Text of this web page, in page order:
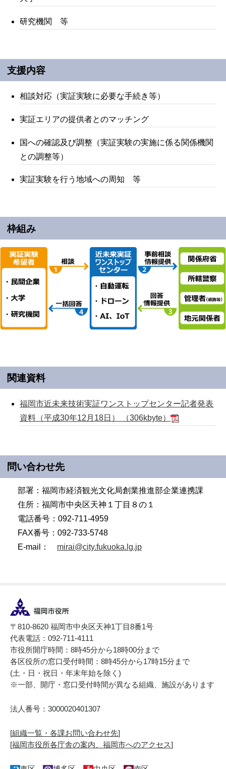
研究機関 等
支援内容
相談対応（実証実験に必要な手続き等）
実証エリアの提供者とのマッチング
国への確認及び調整（実証実験の実施に係る関係機関
との調整等）
実証実験を行う地域への周知 等
枠組み
関連資料
福岡市近未来技術実証ワンストップセンター記者発表
資料（平成30年12月18日） （306kbyte）
問い合わせ先
部署：福岡市経済観光文化局創業推進部企業連携課
住所：福岡市中央区天神１丁目８の１
電話番号：092-711-4959
FAX番号：092-733-5748
E-mail： mirai@city.fukuoka.lg.jp
〒810-8620 福岡市中央区天神1丁目8番1号
代表電話：092-711-4111
市役所開庁時間：8時45分から18時00分まで
各区役所の窓口受付時間：8時45分から17時15分まで
(土・日・祝日・年末年始を除く)
※一部、開庁・窓口受付時間が異なる組織、施設があります
法人番号：3000020401307
[組織一覧・各課お問い合わせ先]
[福岡市役所各庁舎の案内、福岡市へのアクセス]